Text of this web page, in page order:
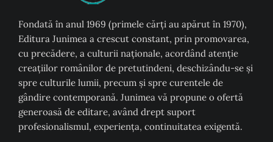
Fondată în anul 1969 (primele cărți au apărut în 1970),
Editura Junimea a crescut constant, prin promovarea,
cu precădere, a culturii naţionale, acordând atenţie
creaţiilor românilor de pretutindeni, deschizându-se şi
spre culturile lumii, precum şi spre curentele de
gândire contemporană. Junimea vă propune o ofertă
generoasă de editare, având drept suport
profesionalismul, experiența, continuitatea exigentă.